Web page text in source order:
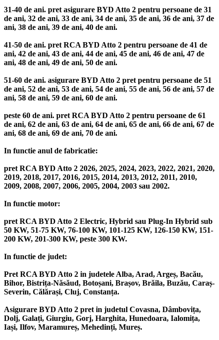
31-40 de ani. pret asigurare BYD Atto 2 pentru persoane de 31
de ani, 32 de ani, 33 de ani, 34 de ani, 35 de ani, 36 de ani, 37 de
ani, 38 de ani, 39 de ani, 40 de ani.
41-50 de ani. pret RCA BYD Atto 2 pentru persoane de 41 de
ani, 42 de ani, 43 de ani, 44 de ani, 45 de ani, 46 de ani, 47 de
ani, 48 de ani, 49 de ani, 50 de ani.
51-60 de ani. asigurare BYD Atto 2 pret pentru persoane de 51
de ani, 52 de ani, 53 de ani, 54 de ani, 55 de ani, 56 de ani, 57 de
ani, 58 de ani, 59 de ani, 60 de ani.
peste 60 de ani. pret RCA BYD Atto 2 pentru persoane de 61
de ani, 62 de ani, 63 de ani, 64 de ani, 65 de ani, 66 de ani, 67 de
ani, 68 de ani, 69 de ani, 70 de ani.
In functie anul de fabricatie:
pret RCA BYD Atto 2 2026, 2025, 2024, 2023, 2022, 2021, 2020,
2019, 2018, 2017, 2016, 2015, 2014, 2013, 2012, 2011, 2010,
2009, 2008, 2007, 2006, 2005, 2004, 2003 sau 2002.
In functie motor:
pret RCA BYD Atto 2 Electric, Hybrid sau Plug-In Hybrid sub
50 KW, 51-75 KW, 76-100 KW, 101-125 KW, 126-150 KW, 151-
200 KW, 201-300 KW, peste 300 KW.
In functie de judet:
Pret RCA BYD Atto 2 in judetele Alba, Arad, Argeș, Bacău,
Bihor, Bistrița-Năsăud, Botoșani, Brașov, Brăila, Buzău, Caraș-
Severin, Călărași, Cluj, Constanța.
Asigurare BYD Atto 2 pret in judetul Covasna, Dâmbovița,
Dolj, Galați, Giurgiu, Gorj, Harghita, Hunedoara, Ialomița,
Iași, Ilfov, Maramureș, Mehedinți, Mureș.